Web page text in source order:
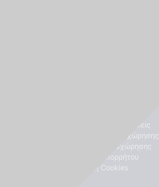
Όροι και Προϋποθέσεις
Δικαίωμα υπαναχώρησης
Έντυπο υπαναχώρησης
Πολιτική απορρήτου
Πολιτική Cookies